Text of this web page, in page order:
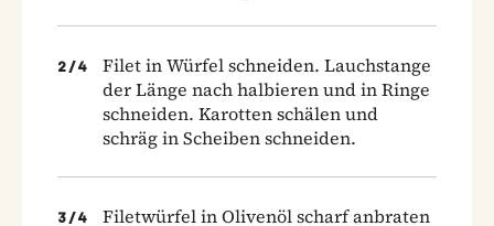
2 /4
Filet in Würfel schneiden. Lauchstange
der Länge nach halbieren und in Ringe
schneiden. Karotten schälen und
schräg in Scheiben schneiden.
3 /4
Filetwürfel in Olivenöl scharf anbraten